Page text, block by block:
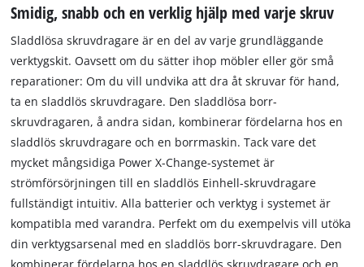
Smidig, snabb och en verklig hjälp med varje skruv
Sladdlösa skruvdragare är en del av varje grundläggande
verktygskit. Oavsett om du sätter ihop möbler eller gör små
reparationer: Om du vill undvika att dra åt skruvar för hand,
ta en sladdlös skruvdragare. Den sladdlösa borr-
skruvdragaren, å andra sidan, kombinerar fördelarna hos en
sladdlös skruvdragare och en borrmaskin. Tack vare det
mycket mångsidiga Power X-Change-systemet är
strömförsörjningen till en sladdlös Einhell-skruvdragare
fullständigt intuitiv. Alla batterier och verktyg i systemet är
kompatibla med varandra. Perfekt om du exempelvis vill utöka
din verktygsarsenal med en sladdlös borr-skruvdragare. Den